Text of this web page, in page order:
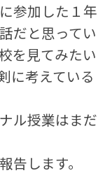
参加した１年
だと思ってい
を見てみたい
に考えている
ル授業はまだ
告します。